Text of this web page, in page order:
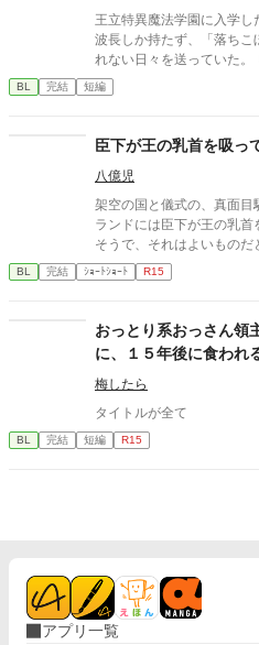
王立特異魔法学園に入学
波長しか持たず、「落ちこ
れない日々を送っていた。
園で最も恐れられる最強
ンの秘密を知ってしまう。
底知れぬ静かな波長は、世
とができるものだった。
だ」 痛みを癒やしたこと
執着と溺愛を向けられる
鳴する、極上の救済と溺愛の学園
ースをベースにした独自
BL 完結 短編
臣下が王の乳首を吸っ
八億児
架空の国と儀式の、真面
ランドには臣下が王の乳
そうで、それはよいもの
は特に関係なく王の乳首を
BL 完結 ｼｮｰﾄｼｮｰﾄ R15
おっとり系おっさん領
に、１５年後に食われ
梅したら
タイトルが全て
BL 完結 短編 R15
アプリ一覧